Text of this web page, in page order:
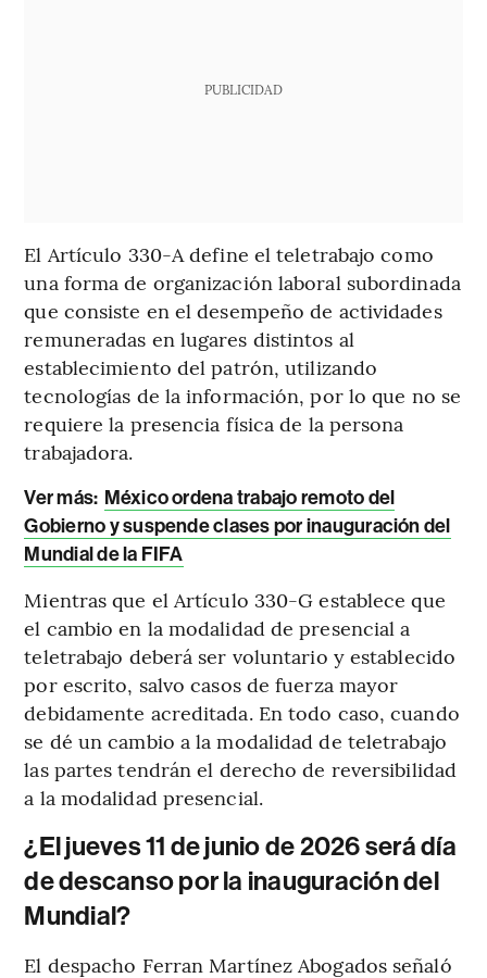
PUBLICIDAD
El Artículo 330-A define el teletrabajo como
una forma de organización laboral subordinada
que consiste en el desempeño de actividades
remuneradas en lugares distintos al
establecimiento del patrón, utilizando
tecnologías de la información, por lo que no se
requiere la presencia física de la persona
trabajadora.
Ver más: México ordena trabajo remoto del
Gobierno y suspende clases por inauguración del
Mundial de la FIFA
Mientras que el Artículo 330-G establece que
el cambio en la modalidad de presencial a
teletrabajo deberá ser voluntario y establecido
por escrito, salvo casos de fuerza mayor
debidamente acreditada. En todo caso, cuando
se dé un cambio a la modalidad de teletrabajo
las partes tendrán el derecho de reversibilidad
a la modalidad presencial.
¿El jueves 11 de junio de 2026 será día
de descanso por la inauguración del
Mundial?
El despacho Ferran Martínez Abogados señaló